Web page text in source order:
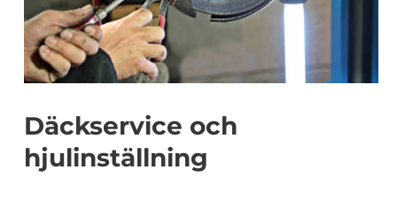
Däckservice och
hjulinställning